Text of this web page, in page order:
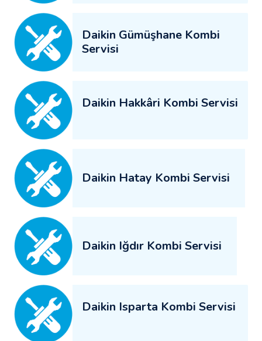
Daikin Gümüşhane Kombi
Servisi
Daikin Hakkâri Kombi Servisi
Daikin Hatay Kombi Servisi
Daikin Iğdır Kombi Servisi
Daikin Isparta Kombi Servisi